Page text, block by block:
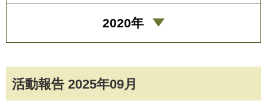
活動報告 2025年09月
2020年